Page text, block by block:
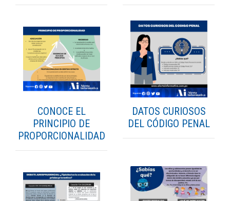
CONOCE EL
PRINCIPIO DE
PROPORCIONALIDAD
DATOS CURIOSOS
DEL CÓDIGO PENAL